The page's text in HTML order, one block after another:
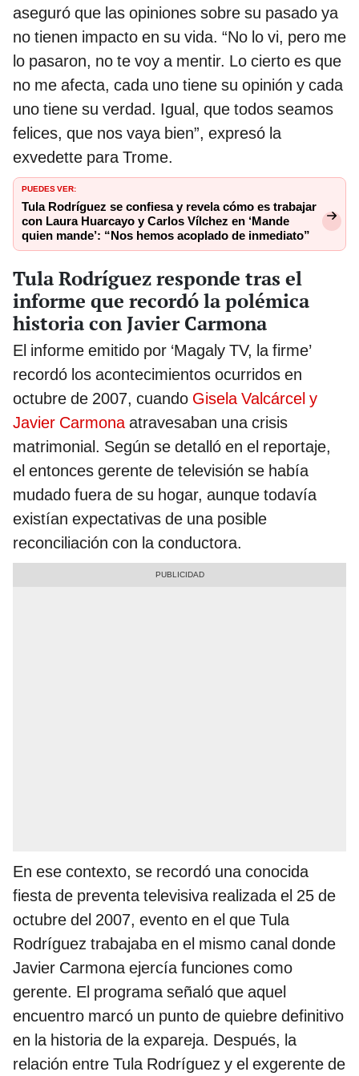
aseguró que las opiniones sobre su pasado ya
no tienen impacto en su vida. “No lo vi, pero me
lo pasaron, no te voy a mentir. Lo cierto es que
no me afecta, cada uno tiene su opinión y cada
uno tiene su verdad. Igual, que todos seamos
felices, que nos vaya bien”, expresó la
exvedette para Trome.
PUEDES VER:
Tula Rodríguez se confiesa y revela cómo es trabajar
con Laura Huarcayo y Carlos Vílchez en ‘Mande
quien mande’: “Nos hemos acoplado de inmediato”
Tula Rodríguez responde tras el
informe que recordó la polémica
historia con Javier Carmona
El informe emitido por ‘Magaly TV, la firme’
recordó los acontecimientos ocurridos en
octubre de 2007, cuando Gisela Valcárcel y
Javier Carmonaatravesaban una crisis
matrimonial. Según se detalló en el reportaje,
el entonces gerente de televisión se había
mudado fuera de su hogar, aunque todavía
existían expectativas de una posible
reconciliación con la conductora.
En ese contexto, se recordó una conocida
fiesta de preventa televisiva realizada el 25 de
octubre del 2007, evento en el que Tula
Rodríguez trabajaba en el mismo canal donde
Javier Carmona ejercía funciones como
gerente. El programa señaló que aquel
encuentro marcó un punto de quiebre definitivo
en la historia de la expareja. Después, la
relación entre Tula Rodríguez y el exgerente de